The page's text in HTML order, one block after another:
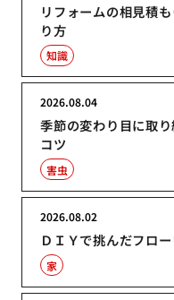
リフォームの相見積
り方
知識
季節の変わり目に取
コツ
2026.08.04
害虫
ＤＩＹで挑んだフロ
2026.08.02
家